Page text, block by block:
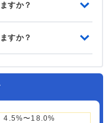
すか？
すか？
4.5%〜18.0%